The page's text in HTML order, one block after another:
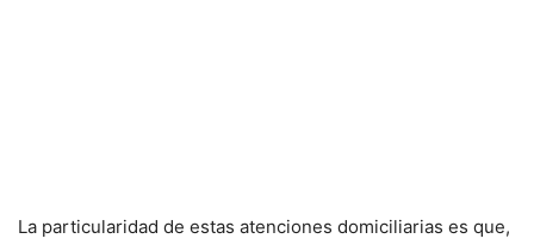
La particularidad de estas atenciones domiciliarias es que,